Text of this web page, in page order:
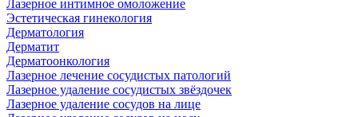
Лазерное интимное омоложение
Эстетическая гинекология
Дерматология
Дерматит
Дерматоонкология
Лазерное лечение сосудистых патологий
Лазерное удаление сосудистых звёздочек
Лазерное удаление сосудов на лице